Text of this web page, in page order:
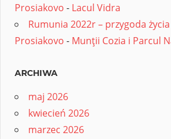
Prosiakovo - Lacul Vidra
Rumunia 2022r – przygoda
Prosiakovo - Munţii Cozia i Parcul
ARCHIWA
maj 2026
kwiecień 2026
marzec 2026